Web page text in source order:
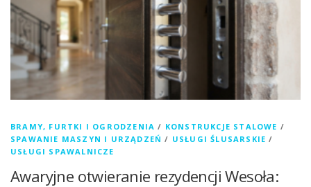
BRAMY, FURTKI I OGRODZENIA / KONSTRUKCJE STALOWE /
SPAWANIE MASZYN I URZĄDZEŃ / USŁUGI ŚLUSARSKIE /
USŁUGI SPAWALNICZE
Awaryjne otwieranie rezydencji Wesoła: